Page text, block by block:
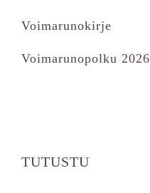
Voimarunokirje
Voimarunopolku 2026
TUTUSTU